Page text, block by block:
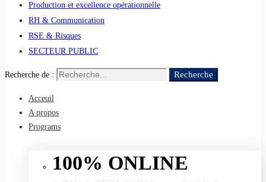
Production et excellence opérationnelle
RH & Communication
RSE & Risques
SECTEUR PUBLIC
Recherche de : Recherche
Acceuil
A propos
Programs
100% ONLINE